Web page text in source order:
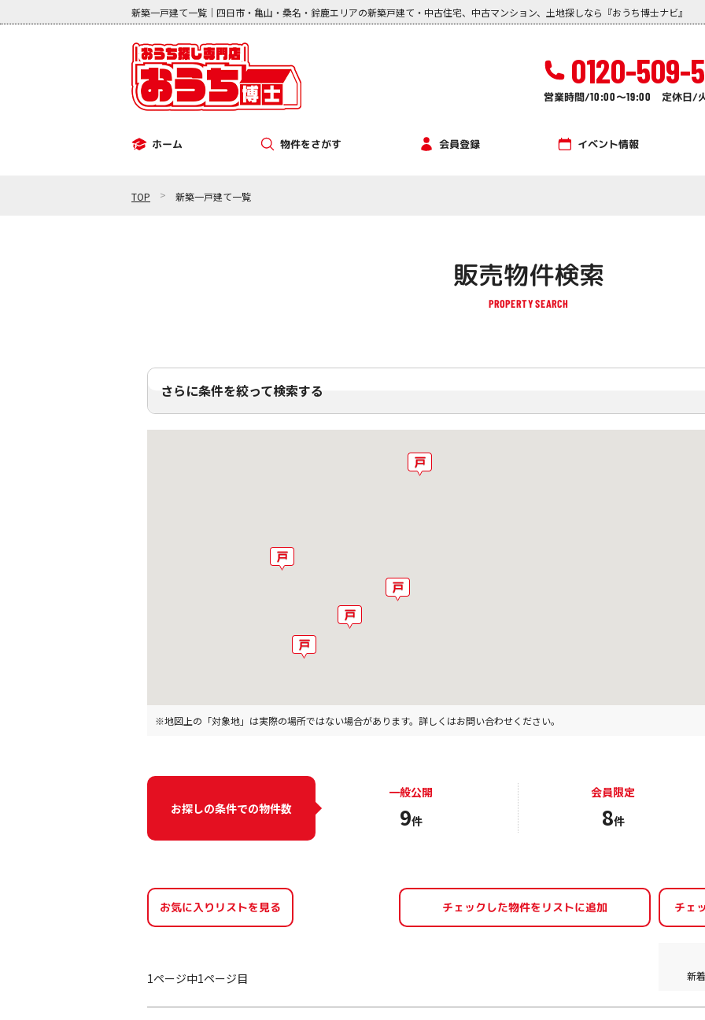
新築一戸建て一覧｜四日市・亀山・桑名・鈴鹿エリアの新築戸建て・中古住宅、中古マンション、土地探しなら『おうち博士ナビ』
0120-509-
営業時間/10:00～19:00 定休日/
ホーム
物件をさがす
会員登録 イベント情報
TOP > 新築一戸建て一覧
販売物件検索
さらに条件を絞って検索する
※地図上の「対象地」は実際の場所ではない場合があります。詳しくはお問い合わせください。
お探しの条件での物件数
一般公開
9件
会員限定
8件
お気に入りリストを見る
1ページ中1ページ目 新